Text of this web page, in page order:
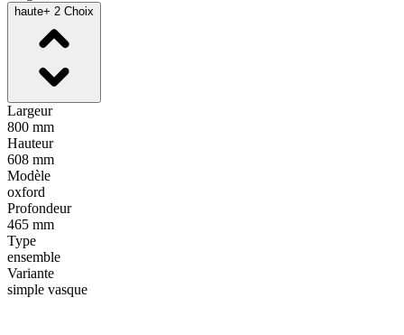
haute+ 2 Choix
Largeur
800 mm
Hauteur
608 mm
Modèle
oxford
Profondeur
465 mm
Type
ensemble
Variante
simple vasque